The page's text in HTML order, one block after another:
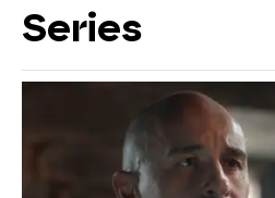
Series